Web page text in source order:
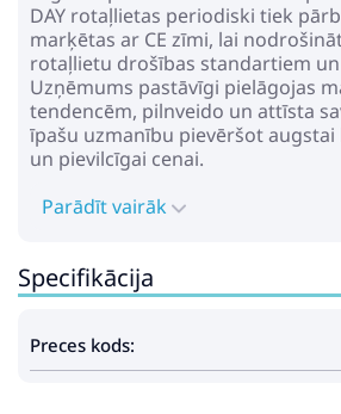
DAY rotaļlietas periodiski tiek
marķētas ar CE zīmi, lai
rotaļlietu drošības standartiem
Uzņēmums pastāvīgi pielāgojas
tendencēm, pilnveido un attīsta
īpašu uzmanību pievēršot
un pievilcīgai cenai.
Parādīt vairāk
Specifikācija
Preces kods: